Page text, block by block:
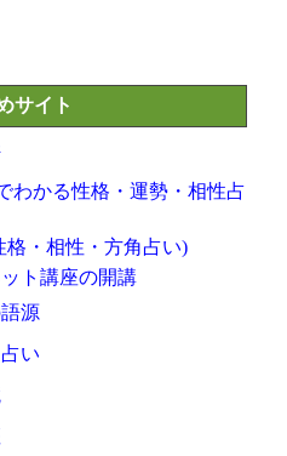
サイト
わかる性格・運勢・相性占
・相性・方角占い)
ト講座の開講
源
い